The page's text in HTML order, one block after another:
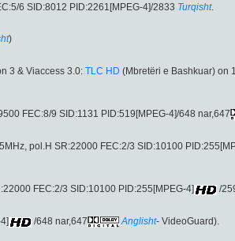
6 SID:8012 PID:2261[MPEG-4]/2833 Turqisht.
)
3 & Viaccess 3.0: TLC HD (Mbretëri e Bashkuar) on
FEC:8/9 SID:1131 PID:519[MPEG-4]/648 nar,647
pol.H SR:22000 FEC:2/3 SID:10100
FEC:2/3 SID:10100 PID:255[MPEG-4] /
/648 nar,647 Anglisht- VideoGuard).